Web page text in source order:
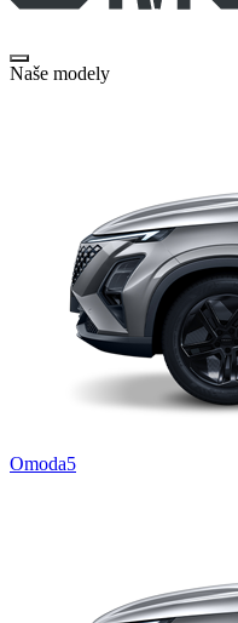
Naše modely
Omoda5